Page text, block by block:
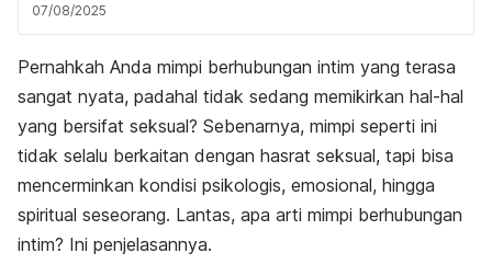
07/08/2025
Pernahkah Anda mimpi berhubungan intim yang terasa
sangat nyata, padahal tidak sedang memikirkan hal-hal
yang bersifat seksual? Sebenarnya, mimpi seperti ini
tidak selalu berkaitan dengan hasrat seksual, tapi bisa
mencerminkan kondisi psikologis, emosional, hingga
spiritual seseorang. Lantas, apa arti mimpi berhubungan
intim? Ini penjelasannya.